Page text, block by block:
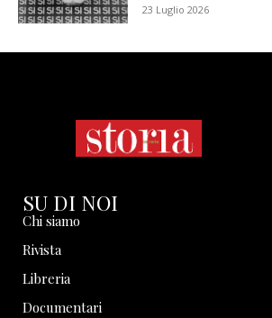
23 Luglio 2026
SU DI NOI
Chi siamo
Rivista
Libreria
Documentari